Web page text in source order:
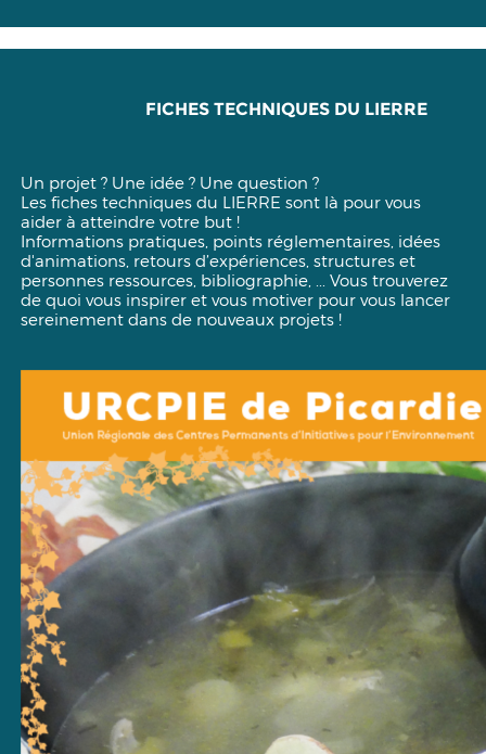
FICHES TECHNIQUES DU LIERRE
Un projet ? Une idée ? Une question ?
Les fiches techniques du LIERRE sont là pour vous
aider à atteindre votre but !
Informations pratiques, points réglementaires, idées
d'animations, retours d’expériences, structures et
personnes ressources, bibliographie, ... Vous trouverez
de quoi vous inspirer et vous motiver pour vous lancer
sereinement dans de nouveaux projets !